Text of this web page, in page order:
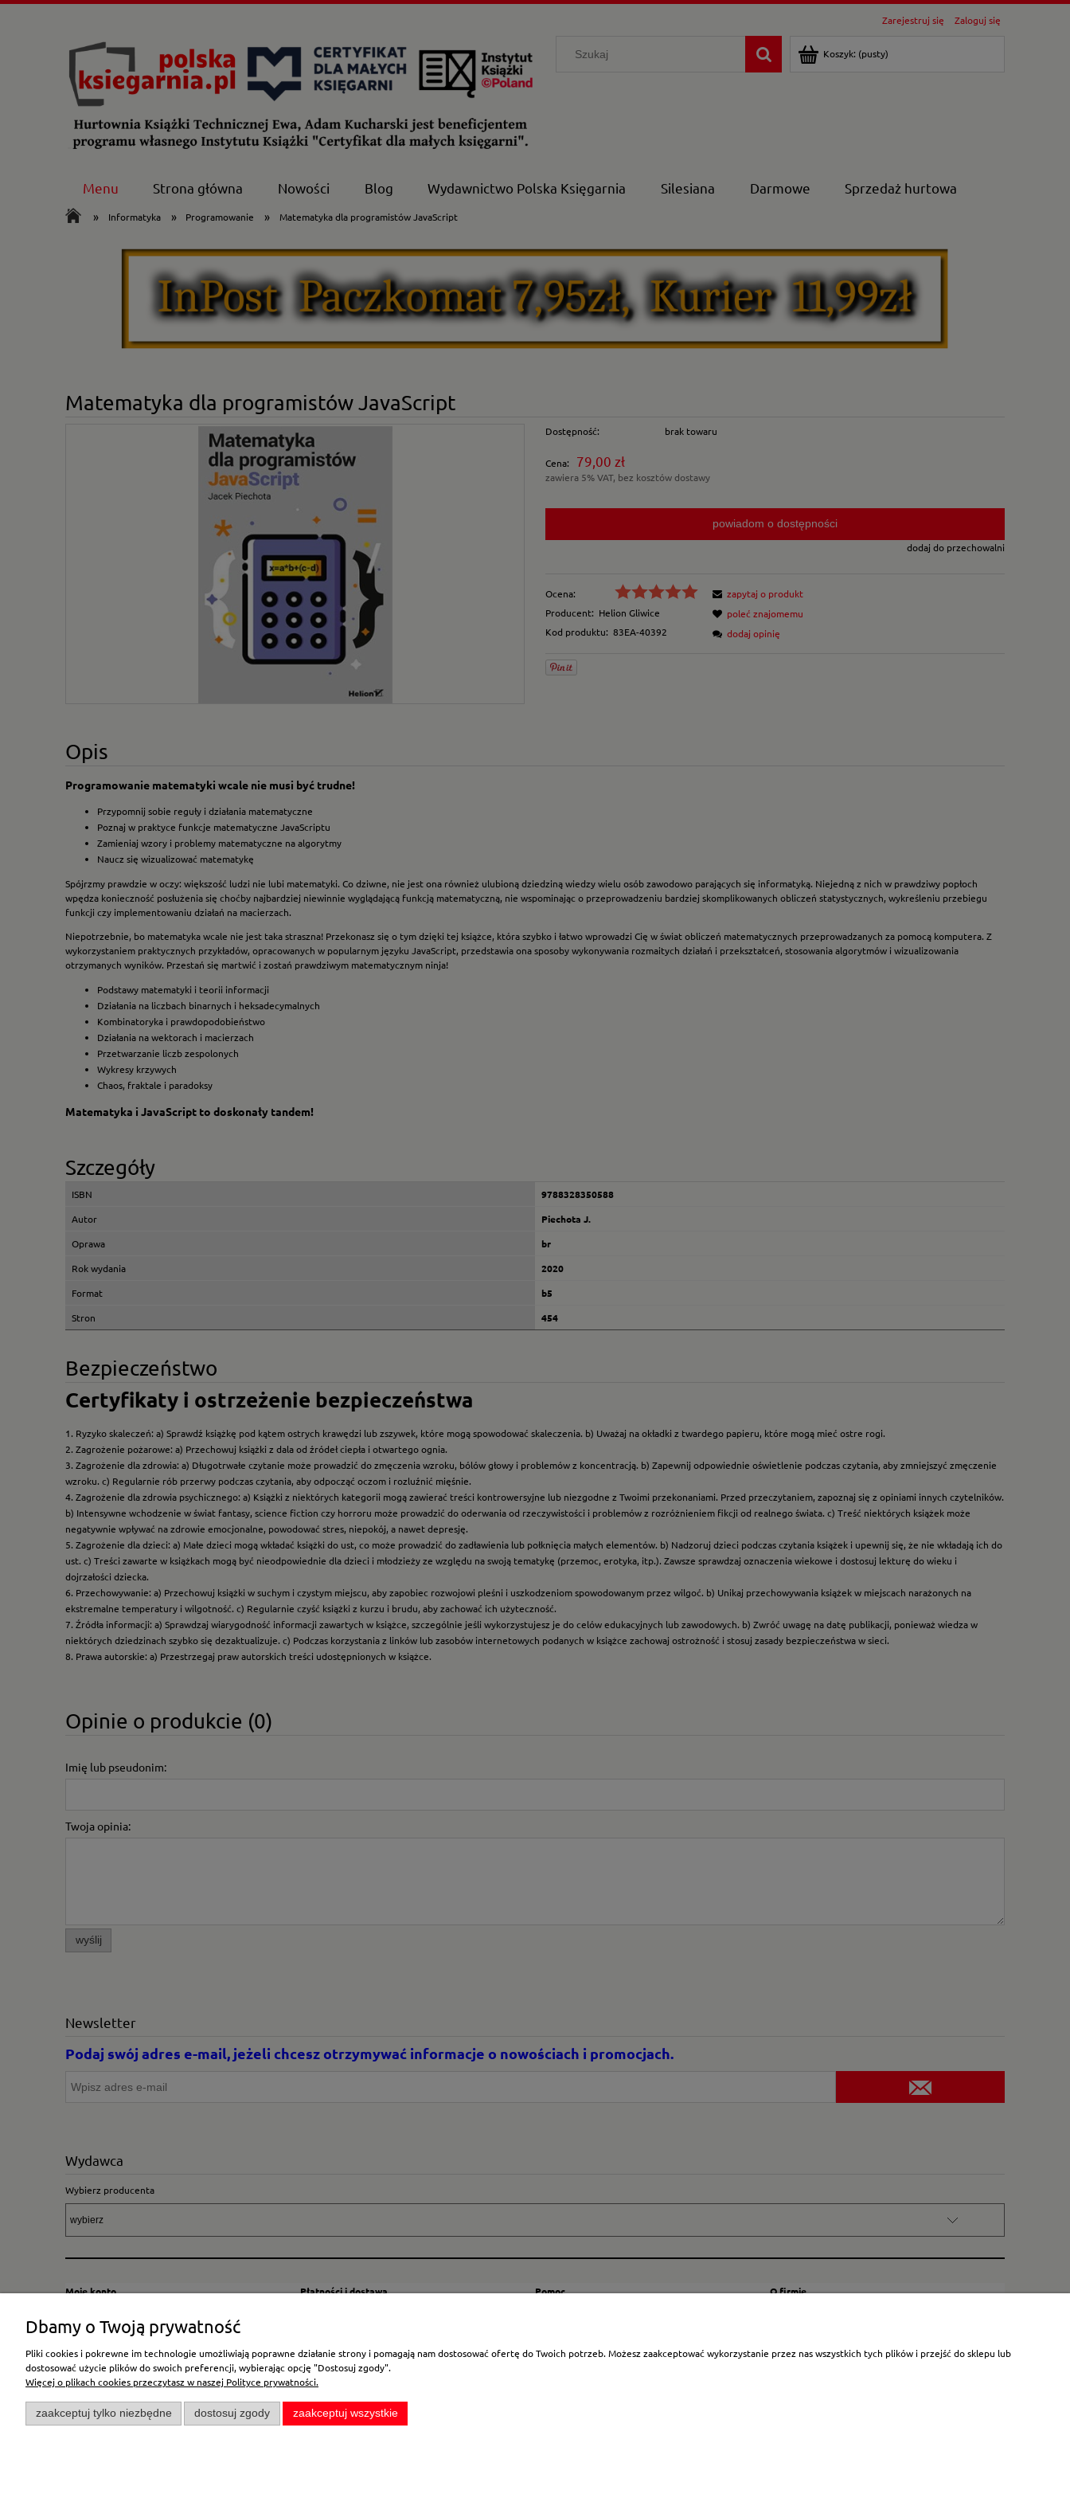
Zarejestruj się Zaloguj się
Koszyk: (pusty)
Menu Strona główna Nowości Blog Wydawnictwo Polska Księgarnia Silesiana Darmowe Sprzedaż hurtowa
» Informatyka » Programowanie » Matematyka dla programistów JavaScript
Matematyka dla programistów JavaScript
Dostępność: brak towaru
Cena: 79,00 zł
zawiera 5% VAT, bez kosztów dostawy
powiadom o dostępności
dodaj do przechowalni
Ocena:
Producent: Helion Gliwice
Kod produktu: 83EA-40392
zapytaj o produkt
poleć znajomemu
dodaj opinię
Opis
Programowanie matematyki wcale nie musi być trudne!
Przypomnij sobie reguły i działania matematyczne
Poznaj w praktyce funkcje matematyczne JavaScriptu
Zamieniaj wzory i problemy matematyczne na algorytmy
Naucz się wizualizować matematykę
Spójrzmy prawdzie w oczy: większość ludzi nie lubi matematyki. Co dziwne, nie jest ona również ulubioną dziedziną wiedzy wielu osób zawodowo parających się informatyką. Niejedną z nich w prawdziwy popłoch
wpędza konieczność posłużenia się choćby najbardziej niewinnie wyglądającą funkcją matematyczną, nie wspominając o przeprowadzeniu bardziej skomplikowanych obliczeń statystycznych, wykreśleniu przebiegu
funkcji czy implementowaniu działań na macierzach.
Niepotrzebnie, bo matematyka wcale nie jest taka straszna! Przekonasz się o tym dzięki tej książce, która szybko i łatwo wprowadzi Cię w świat obliczeń matematycznych przeprowadzanych za pomocą komputera. Z
wykorzystaniem praktycznych przykładów, opracowanych w popularnym języku JavaScript, przedstawia ona sposoby wykonywania rozmaitych działań i przekształceń, stosowania algorytmów i wizualizowania
otrzymanych wyników. Przestań się martwić i zostań prawdziwym matematycznym ninja!
Podstawy matematyki i teorii informacji
Działania na liczbach binarnych i heksadecymalnych
Kombinatoryka i prawdopodobieństwo
Działania na wektorach i macierzach
Przetwarzanie liczb zespolonych
Wykresy krzywych
Chaos, fraktale i paradoksy
Matematyka i JavaScript to doskonały tandem!
Szczegóły
ISBN
9788328350588
Autor
Piechota J.
Oprawa
br
Rok wydania
2020
Format
b5
Stron
454
Bezpieczeństwo
Certyfikaty i ostrzeżenie bezpieczeństwa
1. Ryzyko skaleczeń: a) Sprawdź książkę pod kątem ostrych krawędzi lub zszywek, które mogą spowodować skaleczenia. b) Uważaj na okładki z twardego papieru, które mogą mieć ostre rogi.
2. Zagrożenie pożarowe: a) Przechowuj książki z dala od źródeł ciepła i otwartego ognia.
3. Zagrożenie dla zdrowia: a) Długotrwałe czytanie może prowadzić do zmęczenia wzroku, bólów głowy i problemów z koncentracją. b) Zapewnij odpowiednie oświetlenie podczas czytania, aby zmniejszyć zmęczenie
wzroku. c) Regularnie rób przerwy podczas czytania, aby odpocząć oczom i rozluźnić mięśnie.
4. Zagrożenie dla zdrowia psychicznego: a) Książki z niektórych kategorii mogą zawierać treści kontrowersyjne lub niezgodne z Twoimi przekonaniami. Przed przeczytaniem, zapoznaj się z opiniami innych czytelników.
b) Intensywne wchodzenie w świat fantasy, science fiction czy horroru może prowadzić do oderwania od rzeczywistości i problemów z rozróżnieniem fikcji od realnego świata. c) Treść niektórych książek może
negatywnie wpływać na zdrowie emocjonalne, powodować stres, niepokój, a nawet depresję.
5. Zagrożenie dla dzieci: a) Małe dzieci mogą wkładać książki do ust, co może prowadzić do zadławienia lub połknięcia małych elementów. b) Nadzoruj dzieci podczas czytania książek i upewnij się, że nie wkładają ich do
ust. c) Treści zawarte w książkach mogą być nieodpowiednie dla dzieci i młodzieży ze względu na swoją tematykę (przemoc, erotyka, itp.). Zawsze sprawdzaj oznaczenia wiekowe i dostosuj lekturę do wieku i
dojrzałości dziecka.
6. Przechowywanie: a) Przechowuj książki w suchym i czystym miejscu, aby zapobiec rozwojowi pleśni i uszkodzeniom spowodowanym przez wilgoć. b) Unikaj przechowywania książek w miejscach narażonych na
ekstremalne temperatury i wilgotność. c) Regularnie czyść książki z kurzu i brudu, aby zachować ich użyteczność.
7. Źródła informacji: a) Sprawdzaj wiarygodność informacji zawartych w książce, szczególnie jeśli wykorzystujesz je do celów edukacyjnych lub zawodowych. b) Zwróć uwagę na datę publikacji, ponieważ wiedza w
niektórych dziedzinach szybko się dezaktualizuje. c) Podczas korzystania z linków lub zasobów internetowych podanych w książce zachowaj ostrożność i stosuj zasady bezpieczeństwa w sieci.
8. Prawa autorskie: a) Przestrzegaj praw autorskich treści udostępnionych w książce.
Opinie o produkcie (0)
Imię lub pseudonim:
Twoja opinia:
wyślij
Newsletter
Podaj swój adres e-mail, jeżeli chcesz otrzymywać informacje o nowościach i promocjach.
Wydawca
Wybierz producenta
Moje konto
Twoje zamówienia
Przechowalnia
Płatności i dostawa
Płatność
Pomoc
Polityka cookies
O firmie
Blog
Dbamy o Twoją prywatność
Pliki cookies i pokrewne im technologie umożliwiają poprawne działanie strony i pomagają nam dostosować ofertę do Twoich potrzeb. Możesz zaakceptować wykorzystanie przez nas wszystkich tych plików i przejść do sklepu lub
dostosować użycie plików do swoich preferencji, wybierając opcję "Dostosuj zgody".
Więcej o plikach cookies przeczytasz w naszej Polityce prywatności.
zaakceptuj tylko niezbędne dostosuj zgody zaakceptuj wszystkie